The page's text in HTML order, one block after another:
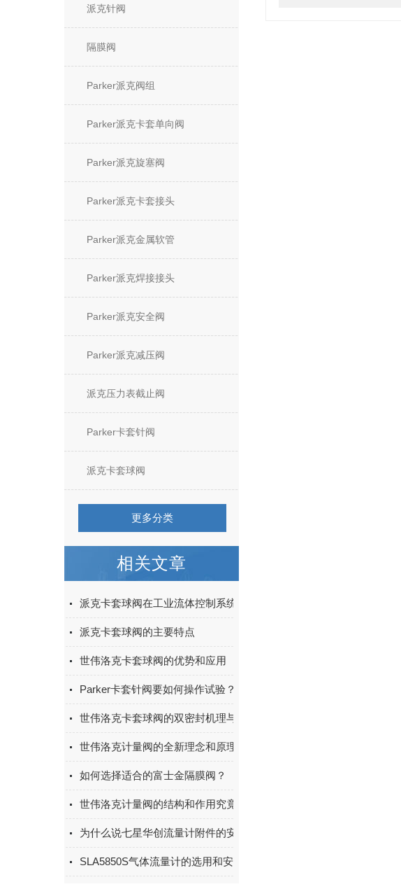
派克针阀
隔膜阀
Parker派克阀组
Parker派克卡套单向阀
Parker派克旋塞阀
Parker派克卡套接头
Parker派克金属软管
Parker派克焊接接头
Parker派克安全阀
Parker派克减压阀
派克压力表截止阀
Parker卡套针阀
派克卡套球阀
更多分类
相关文章
派克卡套球阀在工业流体控制系统中的应用和优势
派克卡套球阀的主要特点
世伟洛克卡套球阀的优势和应用
Parker卡套针阀要如何操作试验？
世伟洛克卡套球阀的双密封机理与快切场景实践
世伟洛克计量阀的全新理念和原理让我们用的更方便
如何选择适合的富士金隔膜阀？
世伟洛克计量阀的结构和作用究竟是怎样的？
为什么说七星华创流量计附件的安装很有必要？
SLA5850S气体流量计的选用和安装需要注意些什么？